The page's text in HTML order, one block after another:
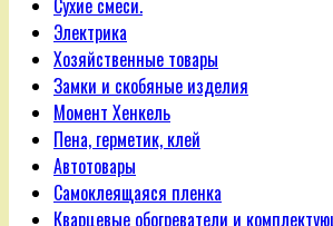
Сухие смеси.
Электрика
Хозяйственные товары
Замки и скобяные изделия
Момент Хенкель
Пена, герметик, клей
Автотовары
Самоклеящаяся пленка
Кварцевые обогреватели и